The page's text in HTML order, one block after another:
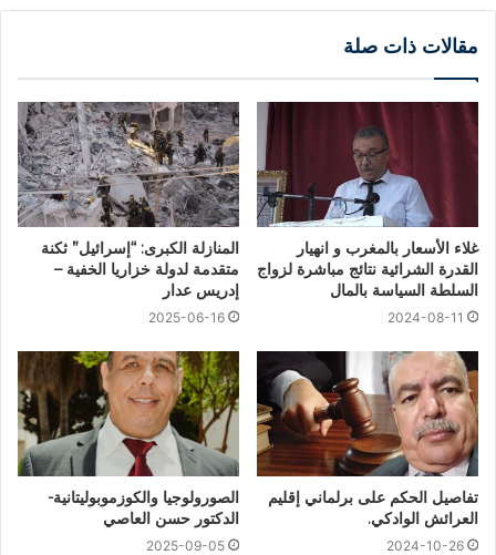
مقالات ذات صلة
غلاء الأسعار بالمغرب و انهيار
القدرة الشرائية نتائج مباشرة لزواج
السلطة السياسة بالمال
2024-08-11
المنازلة الكبرى: “إسرائيل” ثكنة
متقدمة لدولة خزاريا الخفية –
إدريس عدار
2025-06-16
تفاصيل الحكم على برلماني إقليم
العرائش الوادكي.
2024-10-26
الصورولوجيا والكوزموبوليتانية-
الدكتور حسن العاصي
2025-09-05